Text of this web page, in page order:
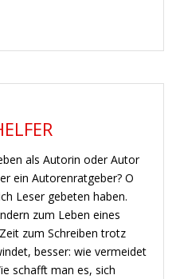
als Autorin oder Autor
ein Autorenratgeber? O
Leser gebeten haben.
zum Leben eines
zum Schreiben trotz
besser: wie vermeidet
schafft man es, sich